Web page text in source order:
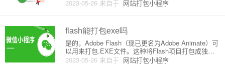
2023-05-26 来自于 网站打包小程序
术的用户轻松地在Windows操作系统上运行Java应用
flash能打包exe吗
2023-05-26 来自于 网站打包小程序
是的，Adobe Flash（现已更名为Adobe Animate）可
以用来打包.EXE文件。这种将Flash项目打包成独立
的可执行文件（即.EXE文件）的过程称为"发布项
目"。一个独立的.EXE文件可以在没有安装Adobe Fla